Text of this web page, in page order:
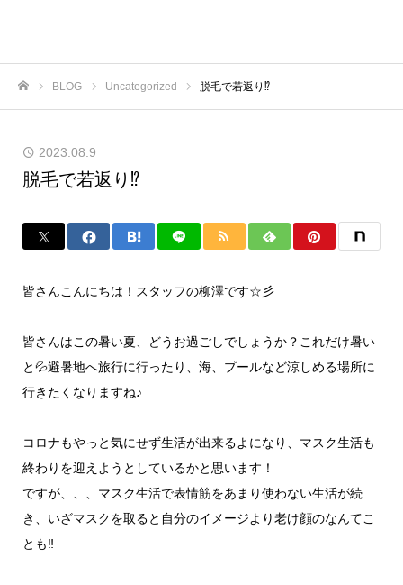
BLOG Uncategorized 脱毛で若返り⁉
2023.08.9
脱毛で若返り⁉
皆さんこんにちは！スタッフの柳澤です☆彡
皆さんはこの暑い夏、どうお過ごしでしょうか？これだけ暑い
と💦避暑地へ旅行に行ったり、海、プールなど涼しめる場所に
行きたくなりますね♪
コロナもやっと気にせず生活が出来るよになり、マスク生活も
終わりを迎えようとしているかと思います！
ですが、、、マスク生活で表情筋をあまり使わない生活が続
き、いざマスクを取ると自分のイメージより老け顔のなんてこ
とも‼